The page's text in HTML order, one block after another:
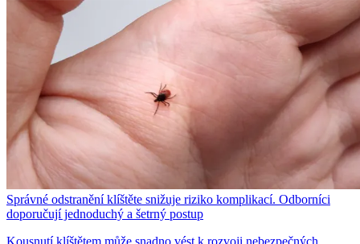
Správné odstranění klíštěte snižuje riziko komplikací. Odborníci
doporučují jednoduchý a šetrný postup
Kousnutí klíštětem může snadno vést k rozvoji nebezpečných